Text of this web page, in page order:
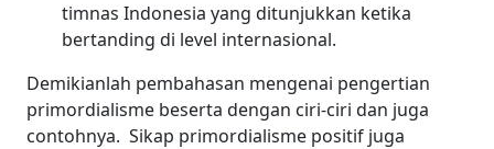
timnas Indonesia yang ditunjukkan ketika
bertanding di level internasional.
Demikianlah pembahasan mengenai pengertian
primordialisme beserta dengan ciri-ciri dan juga
contohnya. Sikap primordialisme positif juga